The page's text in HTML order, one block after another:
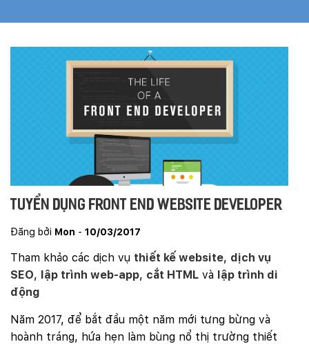
Tuyển dụng Front End Website Developer
Đăng bởi Mon - 10/03/2017
Tham khảo các dịch vụ thiết kế website, dịch vụ
SEO, lập trình web-app, cắt HTML và lập trình di
động
Năm 2017, để bắt đầu một năm mới tưng bừng và
hoành tráng, hứa hẹn làm bùng nổ thị trường thiết